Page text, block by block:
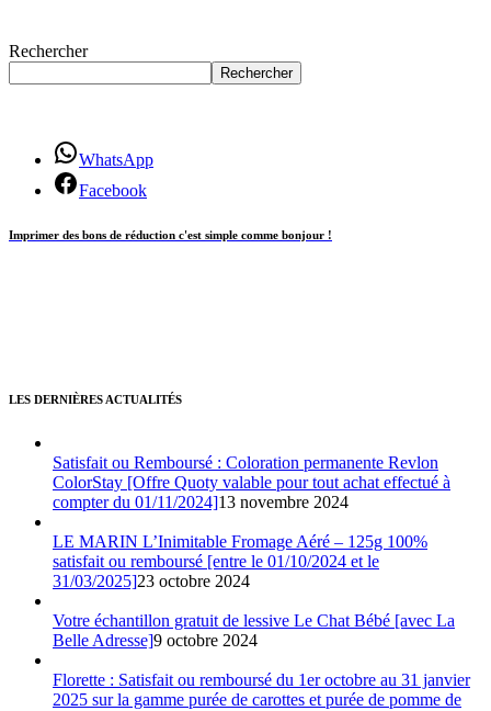
Rechercher
Rechercher
WhatsApp
Facebook
Imprimer des bons de réduction c'est simple comme bonjour !
LES DERNIÈRES ACTUALITÉS
Satisfait ou Remboursé : Coloration permanente Revlon
ColorStay [Offre Quoty valable pour tout achat effectué à
compter du 01/11/2024]13 novembre 2024
LE MARIN L’Inimitable Fromage Aéré – 125g 100%
satisfait ou remboursé [entre le 01/10/2024 et le
31/03/2025]23 octobre 2024
Votre échantillon gratuit de lessive Le Chat Bébé [avec La
Belle Adresse]9 octobre 2024
Florette : Satisfait ou remboursé du 1er octobre au 31 janvier
2025 sur la gamme purée de carottes et purée de pomme de